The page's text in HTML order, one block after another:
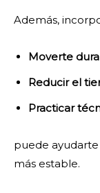
Además,
Moverte
Reducir el
Practicar
puede
más estable.